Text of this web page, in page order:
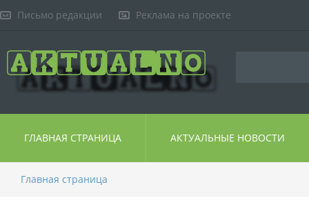
Письмо редакции Реклама на проекте
ГЛАВНАЯ СТРАНИЦА АКТУАЛЬНЫЕ НОВОСТИ
Главная страница